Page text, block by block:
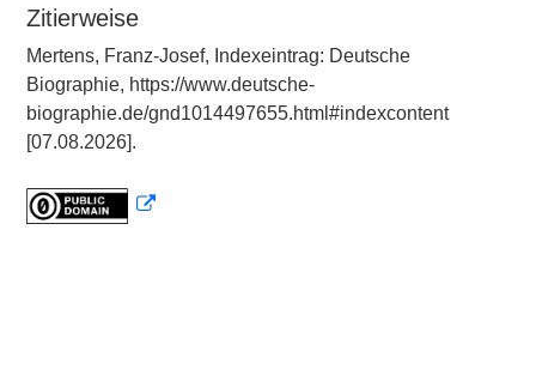
Zitierweise
Mertens, Franz-Josef, Indexeintrag: Deutsche
Biographie, https://www.deutsche-
biographie.de/gnd1014497655.html#indexcontent
[07.08.2026].